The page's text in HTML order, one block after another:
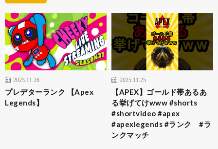
2025.11.26
プレデターランク 【Apex
Legends】
2025.11.25
【APEX】ゴールド帯あるあ
る挙げてけwww #shorts
#shortvideo #apex
#apexlegends #ランク #ラ
ンクマッチ